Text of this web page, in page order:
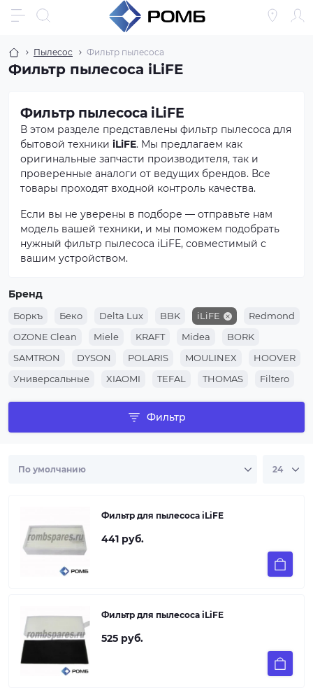
Пылесос Фильтр пылесоса
Фильтр пылесоса iLiFE
Фильтр пылесоса iLiFE
В этом разделе представлены фильтр пылесоса для
бытовой техники iLiFE. Мы предлагаем как
оригинальные запчасти производителя, так и
проверенные аналоги от ведущих брендов. Все
товары проходят входной контроль качества.
Если вы не уверены в подборе — отправьте нам
модель вашей техники, и мы поможем подобрать
нужный фильтр пылесоса iLiFE, совместимый с
вашим устройством.
Бренд
Боркъ Беко Delta Lux BBK iLiFE
Redmond
OZONE Clean
Miele KRAFT Midea
BORK
SAMTRON
DYSON POLARIS MOULINEX
HOOVER
Универсальные
XIAOMI TEFAL THOMAS
Filtero
ZELMER
VITEK Rowenta PHILIPS
Gorenje
Electrolux SIEMENS
Фильтр
Фильтр для пылеcоса iLiFE
441 руб.
Фильтр для пылеcоса iLiFE
525 руб.